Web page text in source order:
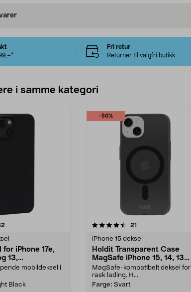
Fri retur
Returner til valgfri butikk
i samme kategori
for iPhone 17e,
13,
Greenland
mobildeksel i
Black
-50%
av 5 stjerner 21
iPhone 15 deksel
Holdit Transparent Case
MagSafe iPhone 15, 14, 13
mobildeksel
MagSafe-kompatibelt deksel for
rask lading. H...
Farge: Svart
4.5 av 5 stjerner